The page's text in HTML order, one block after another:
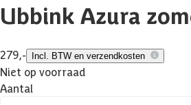
Ubbink Azura
279,- Incl. BTW en verzendkosten
Niet op voorraad
Aantal